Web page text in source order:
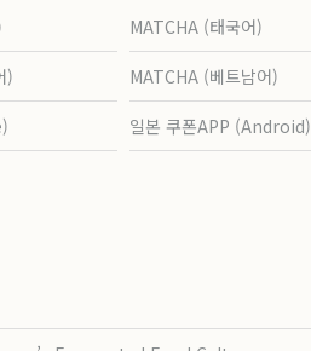
MATCHA (태국어)
) MATCHA (베트남어)
일본 쿠폰APP (Android)